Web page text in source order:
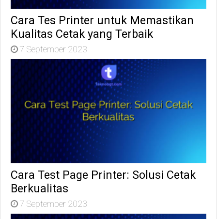
Cara Tes Printer untuk Memastikan
Kualitas Cetak yang Terbaik
7 September 2023
Cara Test Page Printer: Solusi Cetak
Berkualitas
7 September 2023